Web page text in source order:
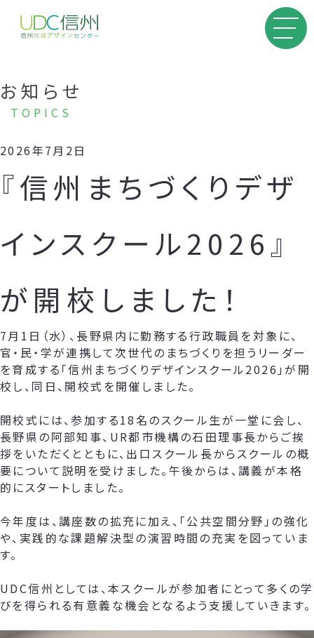
お知らせ
TOPICS
2026年7月2日
『信州まちづくりデザ
インスクール2026』
が開校しました！
7月1日（水）、長野県内に勤務する行政職員を対象に、
官・民・学が連携して次世代のまちづくりを担うリーダー
を育成する「信州まちづくりデザインスクール2026」が開
校し、同日、開校式を開催しました。
開校式には、参加する18名のスクール生が一堂に会し、
長野県の阿部知事、UR都市機構の石田理事長からご挨
拶をいただくとともに、出口スクール長からスクールの概
要について説明を受けました。午後からは、講義が本格
的にスタートしました。
今年度は、講座数の拡充に加え、「公共空間分野」の強化
や、実践的な課題解決型の演習時間の充実を図っていま
す。
UDC信州としては、本スクールが参加者にとって多くの学
びを得られる有意義な機会となるよう支援していきます。